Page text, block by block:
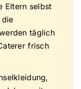
Eltern selbst
die
täglich
frisch